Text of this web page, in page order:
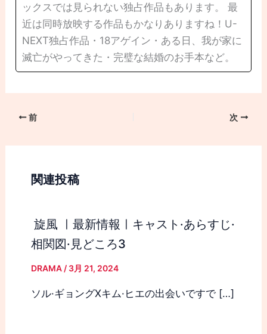
ックスでは見られない独占作品もあります。 最
近は同時放映する作品もかなりありますね！U-
NEXT独占作品・18アゲイン・ある日、我が家に
滅亡がやってきた・完璧な結婚のお手本など。
前 次
関連投稿
旋風 ㅣ最新情報ㅣキャスト·あらすじ·
相関図·見どころ3
DRAMA/ 3月 21, 2024
ソル·ギョングXキム·ヒエの出会いですで […]